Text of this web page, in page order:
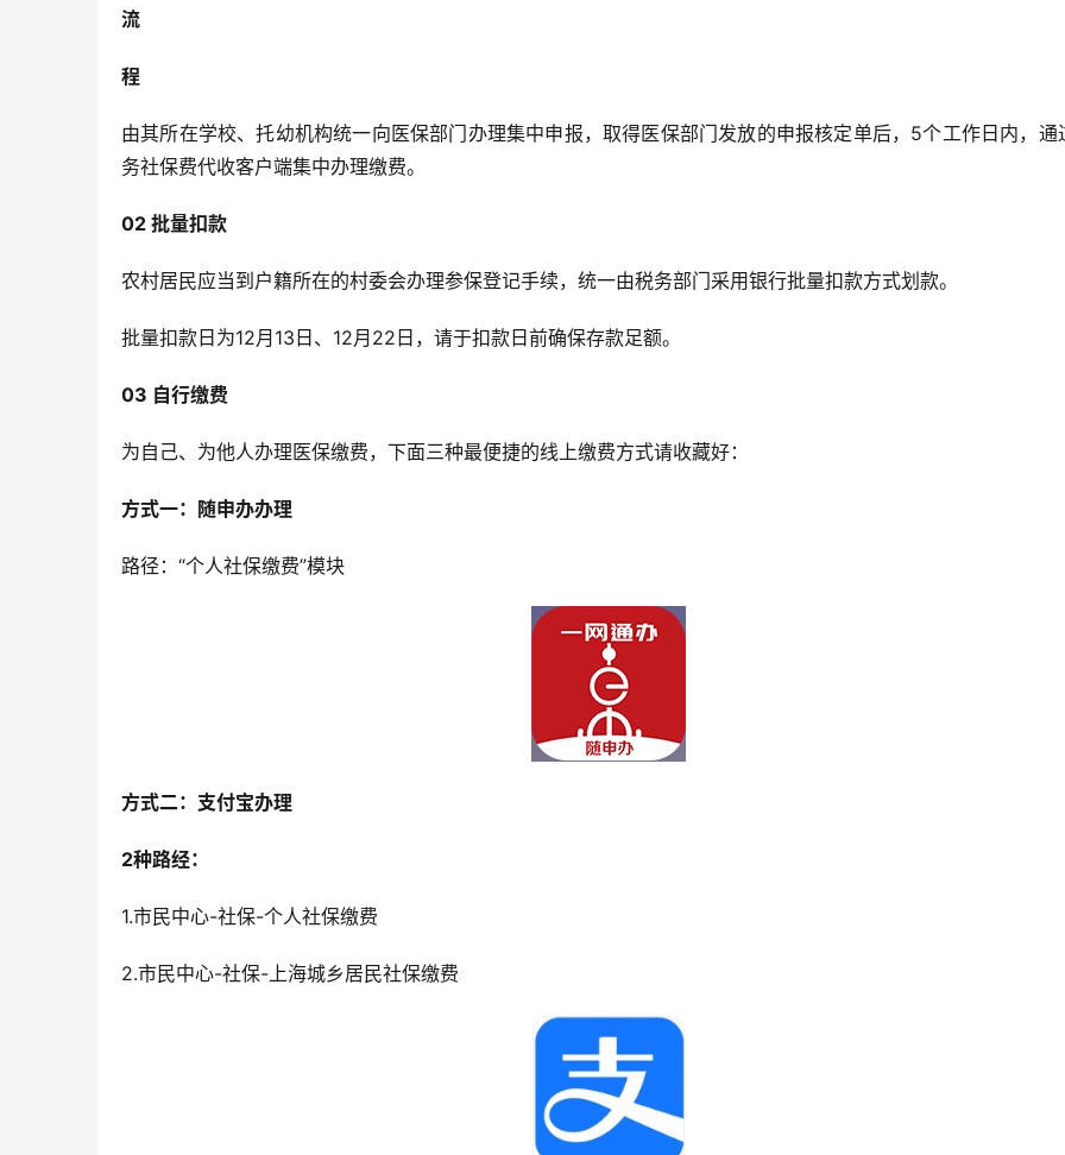
流
程
由其所在学校、托幼机构统一向医保部门办理集中申报，取得医保部门发放的申报核定单后，5个工作日内，通
务社保费代收客户端集中办理缴费。
02 批量扣款
农村居民应当到户籍所在的村委会办理参保登记手续，统一由税务部门采用银行批量扣款方式划款。
批量扣款日为12月13日、12月22日，请于扣款日前确保存款足额。
03 自行缴费
为自己、为他人办理医保缴费，下面三种最便捷的线上缴费方式请收藏好：
方式一：随申办办理
路径：“个人社保缴费”模块
方式二：支付宝办理
2种路经：
1.市民中心-社保-个人社保缴费
2.市民中心-社保-上海城乡居民社保缴费